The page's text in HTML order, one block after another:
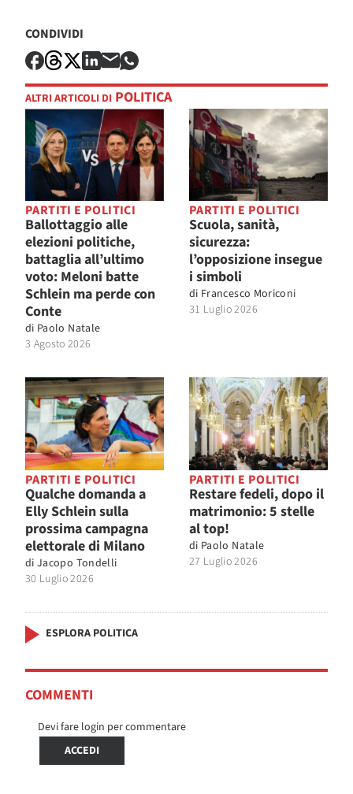
CONDIVIDI
ALTRI ARTICOLI DI POLITICA
PARTITI E POLITICI
Ballottaggio alle
elezioni politiche,
battaglia all’ultimo
voto: Meloni batte
Schlein ma perde con
Conte
di Paolo Natale
3 Agosto 2026
PARTITI E POLITICI
Scuola, sanità,
sicurezza:
l’opposizione insegue
i simboli
di Francesco Moriconi
31 Luglio 2026
PARTITI E POLITICI
Qualche domanda a
Elly Schlein sulla
prossima campagna
elettorale di Milano
di Jacopo Tondelli
30 Luglio 2026
PARTITI E POLITICI
Restare fedeli, dopo il
matrimonio: 5 stelle
al top!
di Paolo Natale
27 Luglio 2026
ESPLORA POLITICA
COMMENTI
Devi fare login per commentare
ACCEDI